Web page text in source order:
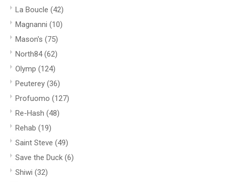
La Boucle (42)
Magnanni (10)
Mason's (75)
North84(62)
Olymp (124)
Peuterey (36)
Profuomo (127)
Re-Hash (48)
Rehab (19)
Saint Steve (49)
Save the Duck (6)
Shiwi (32)